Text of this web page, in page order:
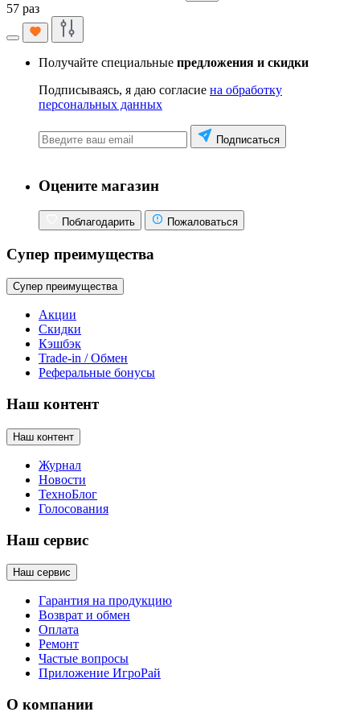
57 раз
Получайте специальные предложения и скидки
Подписываясь, я даю согласие на обработку
персональных данных
Подписаться
Оцените магазин
Поблагодарить Пожаловаться
Супер преимущества
Супер преимущества
Акции
Скидки
Кэшбэк
Trade-in / Обмен
Реферальные бонусы
Наш контент
Наш контент
Журнал
Новости
ТехноБлог
Голосования
Наш сервис
Наш сервис
Гарантия на продукцию
Возврат и обмен
Оплата
Ремонт
Частые вопросы
Приложение ИгроРай
О компании